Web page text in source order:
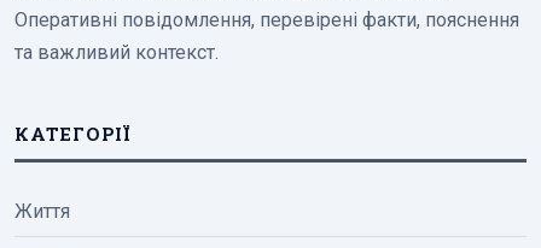
Оперативні повідомлення, перевірені факти, пояснення
та важливий контекст.
КАТЕГОРІЇ
Життя